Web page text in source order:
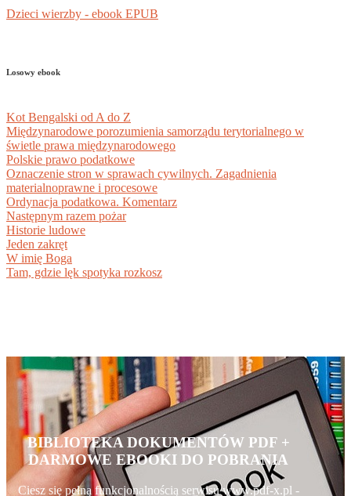
Dzieci wierzby - ebook EPUB
Losowy ebook
Kot Bengalski od A do Z
Międzynarodowe porozumienia samorządu terytorialnego w
świetle prawa międzynarodowego
Polskie prawo podatkowe
Oznaczenie stron w sprawach cywilnych. Zagadnienia
materialnoprawne i procesowe
Ordynacja podatkowa. Komentarz
Następnym razem pożar
Historie ludowe
Jeden zakręt
W imię Boga
Tam, gdzie lęk spotyka rozkosz
BIBLIOTEKA DOKUMENTÓW PDF +
DARMOWE EBOOKI DO POBRANIA
Ciesz się pełną funkcjonalnością serwisu www.pdf-x.pl -